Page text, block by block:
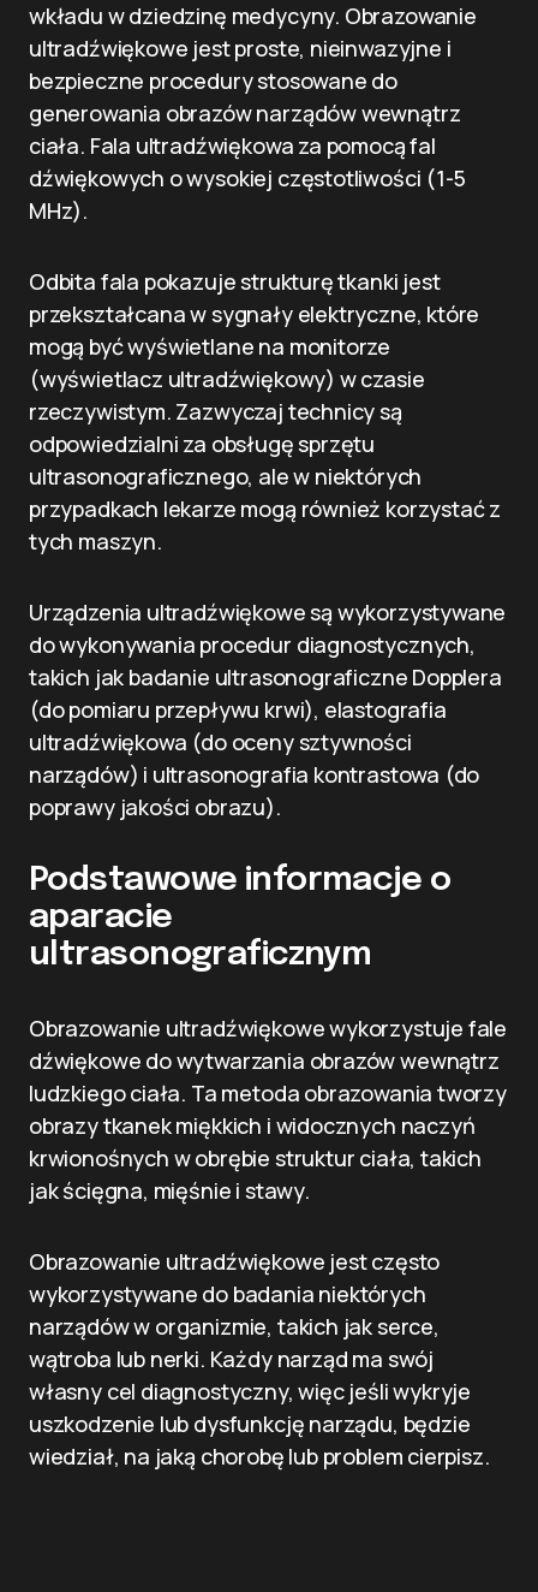
wkładu w dziedzinę medycyny. Obrazowanie
ultradźwiękowe jest proste, nieinwazyjne i
bezpieczne procedury stosowane do
generowania obrazów narządów wewnątrz
ciała. Fala ultradźwiękowa za pomocą fal
dźwiękowych o wysokiej częstotliwości (1-5
MHz).
Odbita fala pokazuje strukturę tkanki jest
przekształcana w sygnały elektryczne, które
mogą być wyświetlane na monitorze
(wyświetlacz ultradźwiękowy) w czasie
rzeczywistym. Zazwyczaj technicy są
odpowiedzialni za obsługę sprzętu
ultrasonograficznego, ale w niektórych
przypadkach lekarze mogą również korzystać z
tych maszyn.
Urządzenia ultradźwiękowe są wykorzystywane
do wykonywania procedur diagnostycznych,
takich jak badanie ultrasonograficzne Dopplera
(do pomiaru przepływu krwi), elastografia
ultradźwiękowa (do oceny sztywności
narządów) i ultrasonografia kontrastowa (do
poprawy jakości obrazu).
Podstawowe informacje o
aparacie
ultrasonograficznym
Obrazowanie ultradźwiękowe wykorzystuje fale
dźwiękowe do wytwarzania obrazów wewnątrz
ludzkiego ciała. Ta metoda obrazowania tworzy
obrazy tkanek miękkich i widocznych naczyń
krwionośnych w obrębie struktur ciała, takich
jak ścięgna, mięśnie i stawy.
Obrazowanie ultradźwiękowe jest często
wykorzystywane do badania niektórych
narządów w organizmie, takich jak serce,
wątroba lub nerki. Każdy narząd ma swój
własny cel diagnostyczny, więc jeśli wykryje
uszkodzenie lub dysfunkcję narządu, będzie
wiedział, na jaką chorobę lub problem cierpisz.